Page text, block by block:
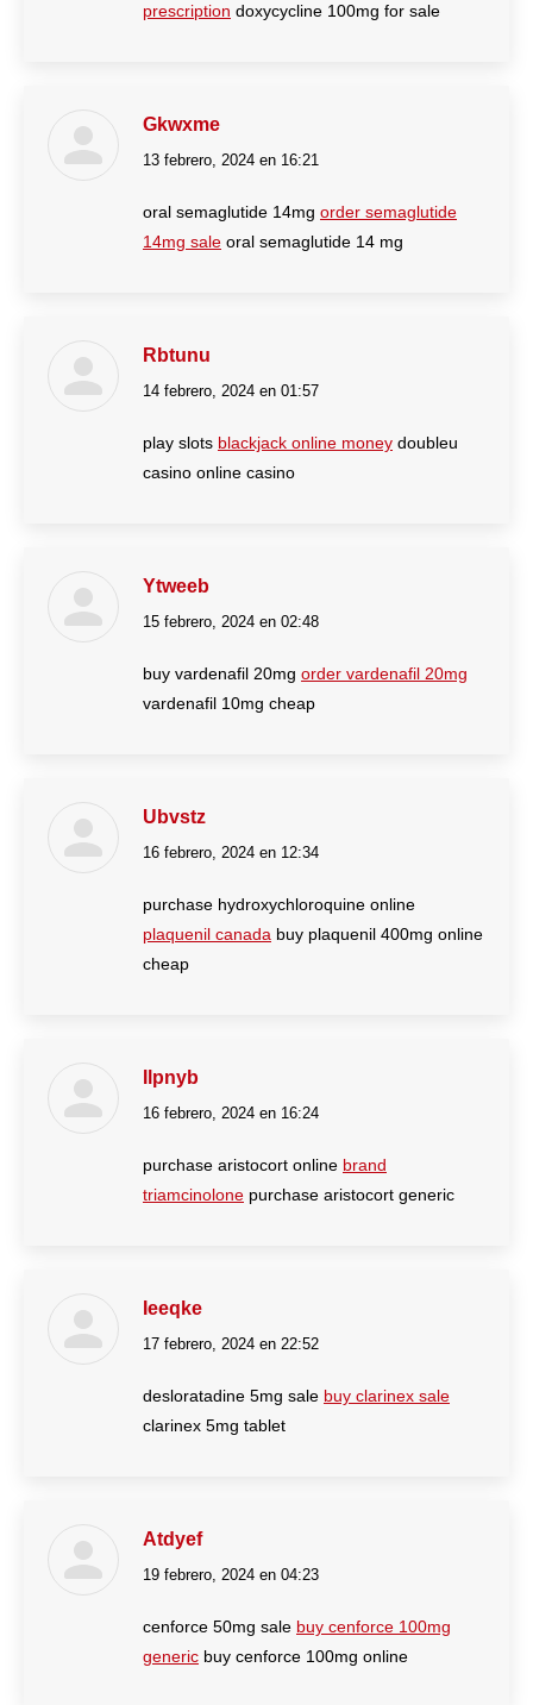
prescription doxycycline 100mg for sale
Gkwxme
dice:
13 febrero, 2024 en 16:21
oral semaglutide 14mg order semaglutide
14mg sale oral semaglutide 14 mg
Rbtunu
dice:
14 febrero, 2024 en 01:57
play slots blackjack online money doubleu
casino online casino
Ytweeb
dice:
15 febrero, 2024 en 02:48
buy vardenafil 20mg order vardenafil 20mg
vardenafil 10mg cheap
Ubvstz
dice:
16 febrero, 2024 en 12:34
purchase hydroxychloroquine online
plaquenil canada buy plaquenil 400mg online
cheap
Ilpnyb
dice:
16 febrero, 2024 en 16:24
purchase aristocort online brand
triamcinolone purchase aristocort generic
Ieeqke
dice:
17 febrero, 2024 en 22:52
desloratadine 5mg sale buy clarinex sale
clarinex 5mg tablet
Atdyef
dice:
19 febrero, 2024 en 04:23
cenforce 50mg sale buy cenforce 100mg
generic buy cenforce 100mg online